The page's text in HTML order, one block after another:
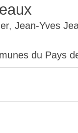
, Jean-Yves
du Pays